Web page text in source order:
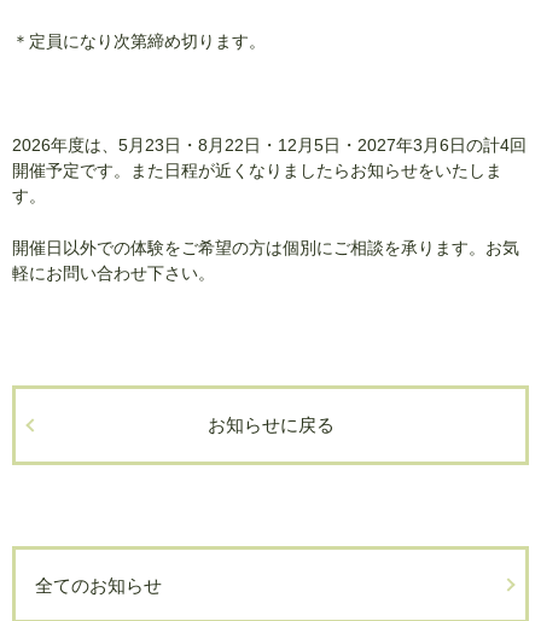
＊定員になり次第締め切ります。
2026年度は、5月23日・8月22日・12月5日・2027年3月6日の計4回
開催予定です。また日程が近くなりましたらお知らせをいたしま
す。
開催日以外での体験をご希望の方は個別にご相談を承ります。お気
軽にお問い合わせ下さい。
お知らせに戻る
全てのお知らせ